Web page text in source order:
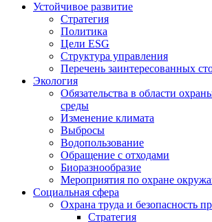
Устойчивое развитие
Стратегия
Политика
Цели ESG
Структура управления
Перечень заинтересованных
Экология
Обязательства в области
среды
Изменение климата
Выбросы
Водопользование
Обращение с отходами
Биоразнообразие
Мероприятия по охране
Социальная сфера
Охрана труда и безопасность
Стратегия